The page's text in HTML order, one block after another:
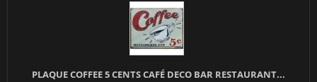
PLAQUE COFFEE 5 CENTS CAFÉ DECO BAR RESTAURANT...